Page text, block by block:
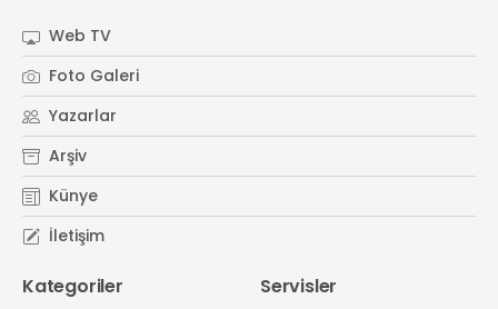
Web TV
Foto Galeri
Yazarlar
Arşiv
Künye
İletişim
Kategoriler Servisler